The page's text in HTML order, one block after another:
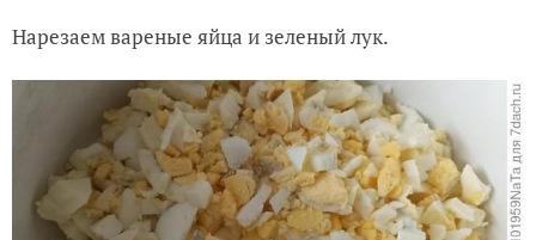
Нарезаем вареные яйца и зеленый лук.